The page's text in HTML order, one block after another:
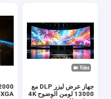
جهاز عرض ليزر DLP مع
13000 لومن الوضوح 4K